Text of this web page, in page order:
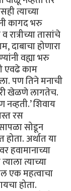
त्याच्या
कागद भरु
तासांचे
दाबाचा होणारा
वह्या भरु
एवढे काम
पण तिने मनाची
खेळणे लागतेच.
शिवाय
रस
सोडून
अर्थात या
हवामानाच्या
त्याच्या
एक महत्वाचा
होता.